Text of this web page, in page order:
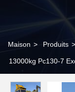
Maison > Produits >
13000kg Pc130-7